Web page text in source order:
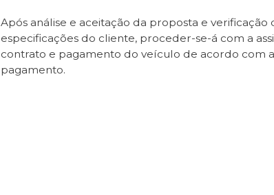
Após análise e aceitação da proposta e verificação
especificações do cliente, proceder-se-á com a
contrato e pagamento do veículo de acordo com
pagamento.